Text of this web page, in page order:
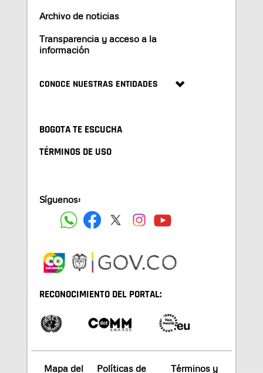
Archivo de noticias
Transparencia y acceso a la
información
CONOCE NUESTRAS ENTIDADES
BOGOTA TE ESCUCHA
TÉRMINOS DE USO
Síguenos:
RECONOCIMIENTO DEL PORTAL:
Mapa del Políticas de Términos y